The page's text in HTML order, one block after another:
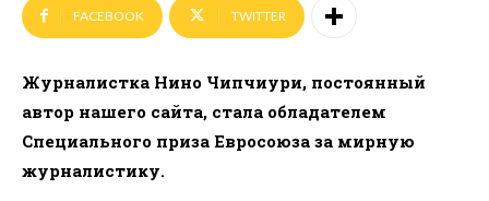
FACEBOOK TWITTER
Журналистка Нино Чипчиури, постоянный
автор нашего сайта, стала обладателем
Специального приза Евросоюза за мирную
журналистику.